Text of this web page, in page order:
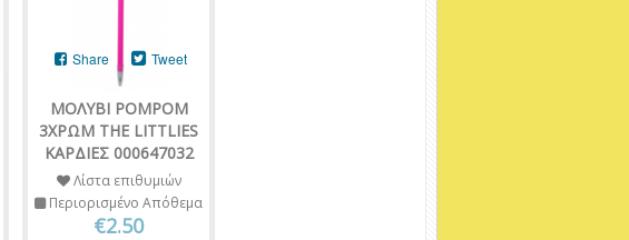
ΜΟΛΥΒΙ POMPOM
3ΧΡΩΜ THE LITTLIES
ΚΑΡΔΙΕΣ 000647032
Share Tweet
Λίστα επιθυμιών
Περιορισμένο Απόθεμα
€2.50